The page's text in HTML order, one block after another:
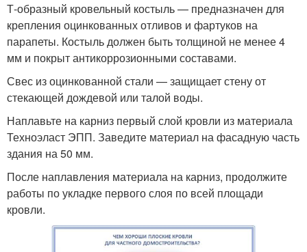
Т-образный кровельный костыль — предназначен для
крепления оцинкованных отливов и фартуков на
парапеты. Костыль должен быть толщиной не менее 4
мм и покрыт антикоррозионными составами.
Свес из оцинкованной стали — защищает стену от
стекающей дождевой или талой воды.
Наплавьте на карниз первый слой кровли из материала
Техноэласт ЭПП. Заведите материал на фасадную часть
здания на 50 мм.
После наплавления материала на карниз, продолжите
работы по укладке первого слоя по всей площади
кровли.